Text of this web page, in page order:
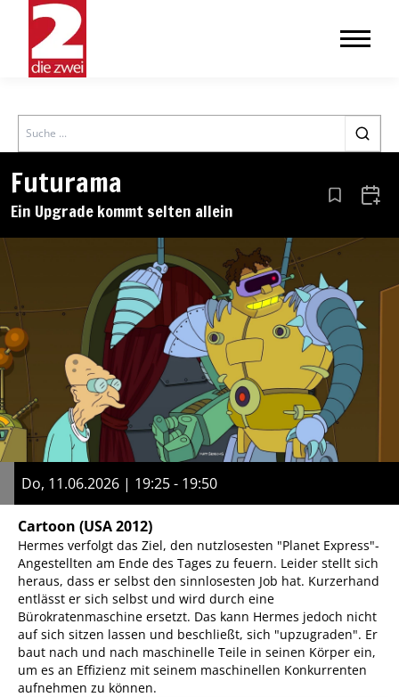
Search
Futurama
Ein Upgrade kommt selten allein Aus den
Do, 11.06.2026 | 19:25 - 19:50
Cartoon (USA 2012)
Hermes verfolgt das Ziel, den nutzlosesten "Planet Express"-
Angestellten am Ende des Tages zu feuern. Leider stellt sich
heraus, dass er selbst den sinnlosesten Job hat. Kurzerhand
entlässt er sich selbst und wird durch eine
Bürokratenmaschine ersetzt. Das kann Hermes jedoch nicht
auf sich sitzen lassen und beschließt, sich "upzugraden". Er
baut nach und nach maschinelle Teile in seinen Körper ein,
um es an Effizienz mit seinem maschinellen Konkurrenten
aufnehmen zu können.